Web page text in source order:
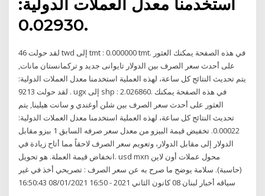
0.02930.
لقد حولت 46 twd إلى tmt : 0.000000 tmt. في هذه الصفحة يمكنك العثور
على أحدث سعر الصرف بين الدولار تايوانى جديد و تركمانستان مانات,
يتم تحديث النتائج كل ساعة، لهذه العملية استخدمنا معدل العملات الدولية:
. لقد حولت 9213 ugx إلى shp : 2.026860. في هذه الصفحة يمكنك
العثور على أحدث سعر الصرف بين شلن أوغندي و سانت هيلينا, يتم
تحديث النتائج كل ساعة، لهذه العملية استخدمنا معدل العملات الدولية:
0.00022. تخفيض قيمة البيزو من معدل سعر صرفه السابق 1 بيزو مقابل
الدولار إلى مقابل الدولار، وتعويم سعر الصرف لاحقاً مما أتاح زيادة في
انخفاض قيمة العملة. هو تحويل. usd mxn محول عملات أون لاين
(حاسبة). سلامة يوضح ما صرح به عن سعر الصرف : تصريحي أخذ في غير
سياقه أخبار لبنان 08 كانون الثاني 2021 - 16:50 08/01/2021 16:50:43